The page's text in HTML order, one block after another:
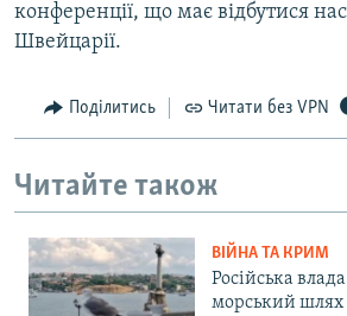
конференції, що має відбутися
Швейцарії.
Поділитись Читати без VPN
Читайте також
ВІЙНА ТА КРИМ
Російська
морський шлях